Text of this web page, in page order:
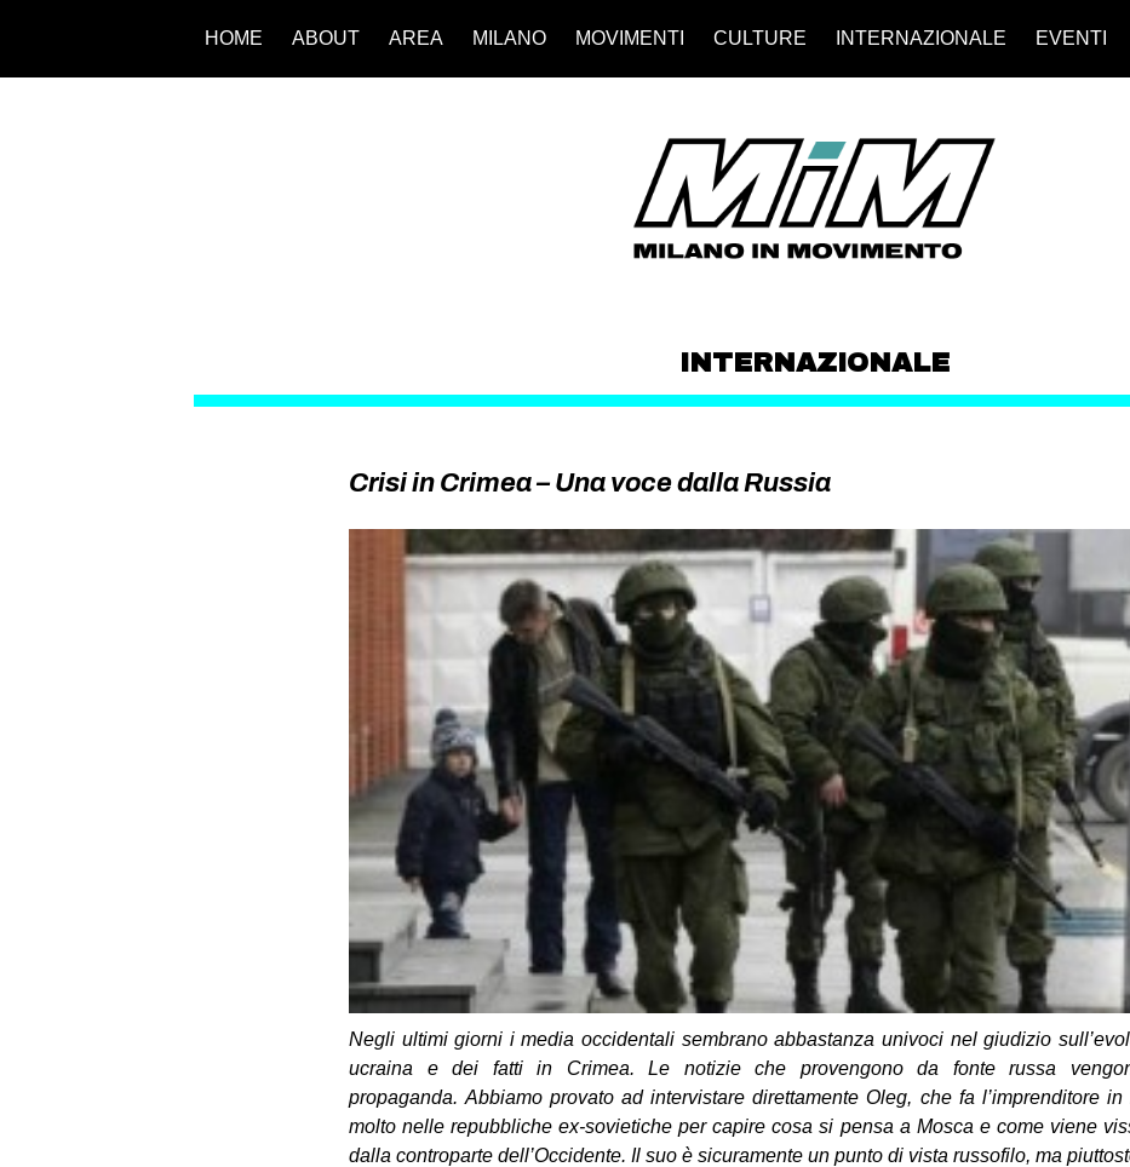
HOME ABOUT AREA MILANO MOVIMENTI CULTURE INTERNAZIONALE EVENTI
INTERNAZIONALE
Crisi in Crimea – Una voce dalla Russia
Negli ultimi giorni i media occidentali sembrano abbastanza univoci nel giudizio
ucraina e dei fatti in Crimea. Le notizie che provengono da fonte russa
propaganda. Abbiamo provato ad intervistare direttamente Oleg, che fa l’imprenditore
molto nelle repubbliche ex-sovietiche per capire cosa si pensa a Mosca e come viene
dalla controparte dell’Occidente. Il suo è sicuramente un punto di vista russofilo, ma